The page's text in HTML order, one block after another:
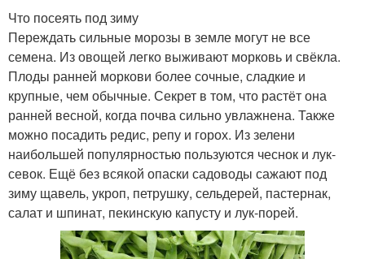
Что посеять под зиму
Переждать сильные морозы в земле могут не все
семена. Из овощей легко выживают морковь и свёкла.
Плоды ранней моркови более сочные, сладкие и
крупные, чем обычные. Секрет в том, что растёт она
ранней весной, когда почва сильно увлажнена. Также
можно посадить редис, репу и горох. Из зелени
наибольшей популярностью пользуются чеснок и лук-
севок. Ещё без всякой опаски садоводы сажают под
зиму щавель, укроп, петрушку, сельдерей, пастернак,
салат и шпинат, пекинскую капусту и лук-порей.